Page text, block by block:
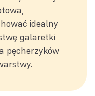
idealny
galaretki
pęcherzyków